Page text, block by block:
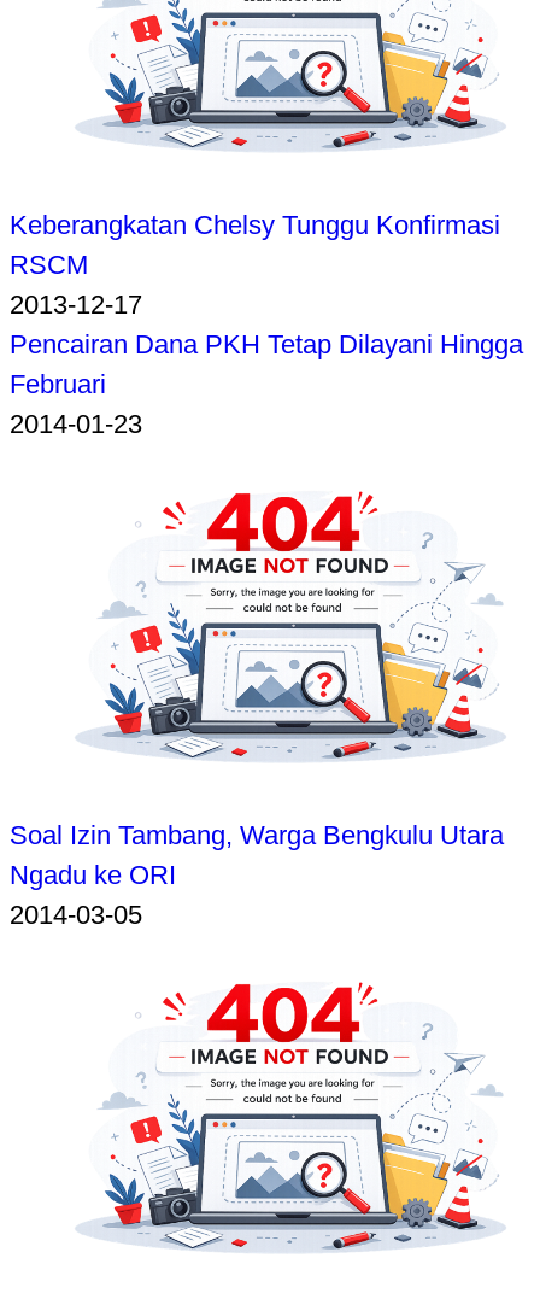
Keberangkatan Chelsy Tunggu Konfirmasi
RSCM
2013-12-17
Pencairan Dana PKH Tetap Dilayani Hingga
Februari
2014-01-23
Soal Izin Tambang, Warga Bengkulu Utara
Ngadu ke ORI
2014-03-05